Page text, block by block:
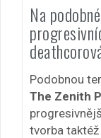
Na
Podobnou
The Zenith
tvorba